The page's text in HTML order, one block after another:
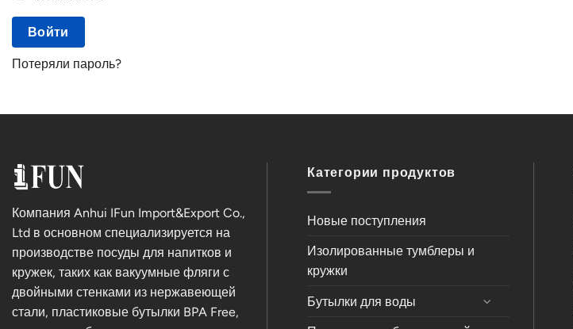
Войти
Потеряли пароль?
Компания Anhui IFun Import&Export Co.,
Ltd в основном специализируется на
производстве посуды для напитков и
кружек, таких как вакуумные фляги с
двойными стенками из нержавеющей
стали, пластиковые бутылки BPA Free,
Категории продуктов
Новые поступления
Изолированные тумблеры и
кружки
Бутылки для воды